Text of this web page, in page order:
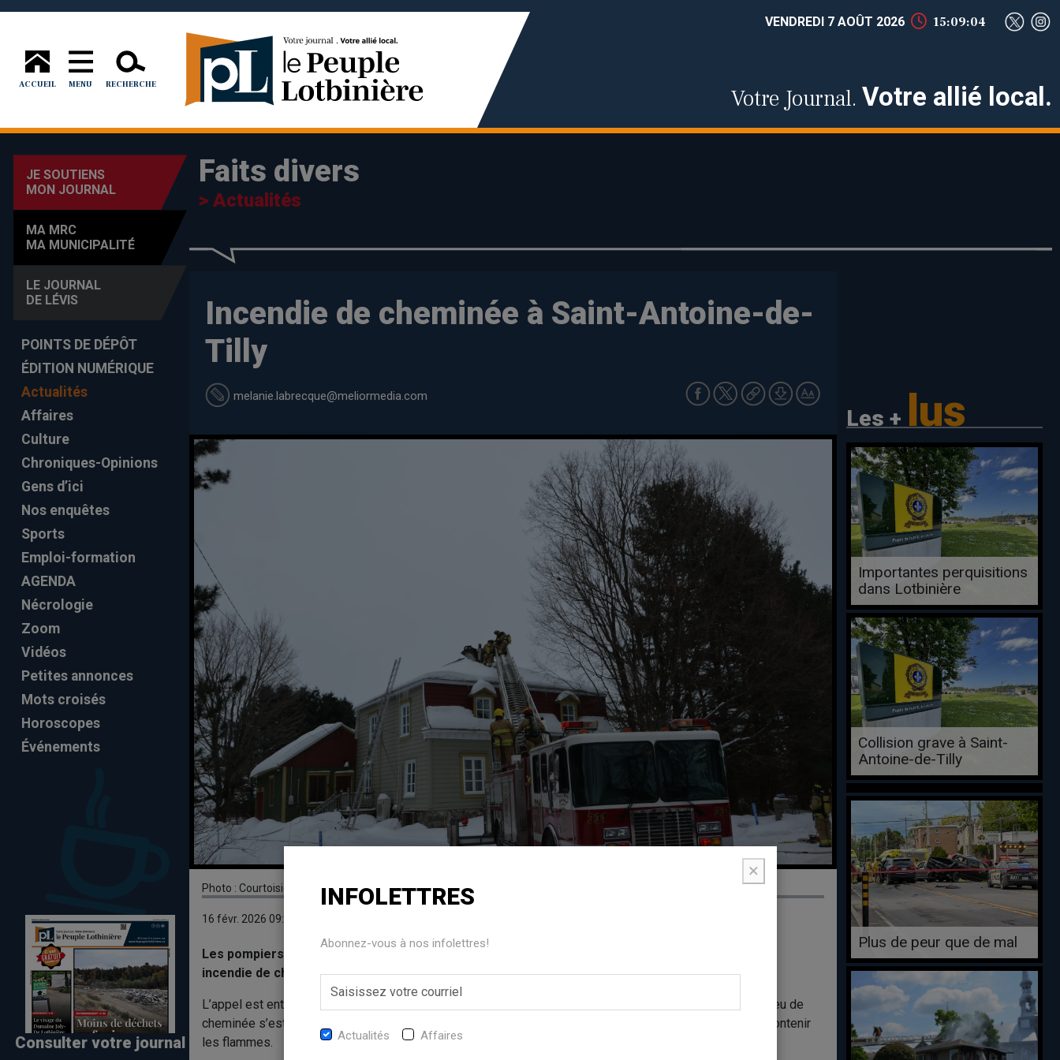
ACCUEIL MENU RECHERCHE
VENDREDI 7 AOÛT 2026 15:09:04
Votre Journal. Votre allié local.
JE SOUTIENS
MON JOURNAL
MA MRC
MA MUNICIPALITÉ
LE JOURNAL
DE LÉVIS
POINTS DE DÉPÔT
ÉDITION NUMÉRIQUE
Actualités
Affaires
Culture
Chroniques-Opinions
Gens d’ici
Nos enquêtes
Sports
Emploi-formation
AGENDA
Nécrologie
Zoom
Vidéos
Petites annonces
Mots croisés
Horoscopes
Événements
Consulter votre journal
Faits divers
> Actualités
Incendie de cheminée à Saint-Antoine-de-
Tilly
melanie.labrecque@meliormedia.com
Les + lus
Photo : Courtoisie - Louis McDonald Blanchet
16 févr. 2026 09:42
Les pompiers de Saint-Antoine-de-Tilly ont été appelés à intervenir, samedi après-midi, pour un
incendie de cheminée.
L’appel est entré vers 15h30 pour un incendie au 3373, chemin des Plaines. Ce qui a commencé par un feu de
cheminée s’est propagé à l’entretoit. Le camion échelle de Laurier-Station a été appelé en renfort pour contenir
les flammes.
Importantes perquisitions
dans Lotbinière
Collision grave à Saint-
Antoine-de-Tilly
Plus de peur que de mal
INFOLETTRES
×
Abonnez-vous à nos infolettres!
Actualités Affaires